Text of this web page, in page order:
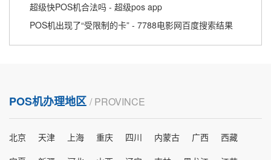
超级快POS机合法吗 - 超级pos app
POS机出现了“受限制的卡” - 7788电影网百度搜索结果
POS机办理地区 / PROVINCE
北京 天津 上海 重庆 四川 内蒙古 广西
西藏